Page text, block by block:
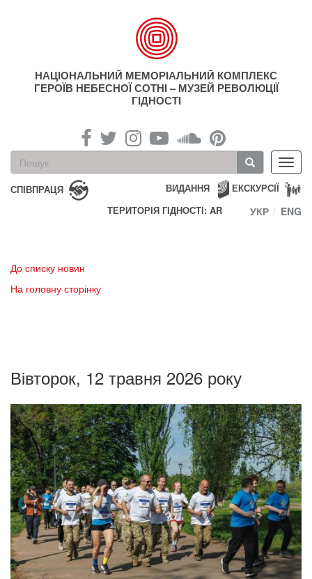
НАЦІОНАЛЬНИЙ МЕМОРІАЛЬНИЙ КОМПЛЕКС
ГЕРОЇВ НЕБЕСНОЇ СОТНІ – МУЗЕЙ РЕВОЛЮЦІЇ
ГІДНОСТІ
Пошукова
форма
Пошук
СПІВПРАЦЯ ЕКСКУРСІЇ
ВИДАННЯ
ТЕРИТОРІЯ ГІДНОСТІ: AR
УКР ENG
До списку новин
На головну сторінку
Вівторок, 12 травня 2026 року